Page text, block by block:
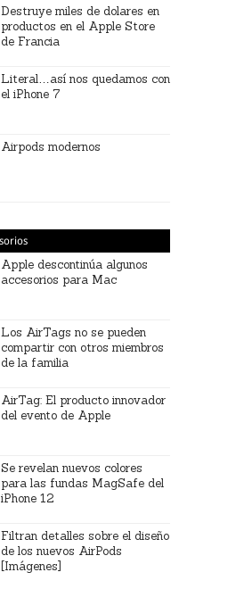
Destruye miles de dolares en
productos en el Apple Store
de Francia
Literal…así nos quedamos con
el iPhone 7
Airpods modernos
Apple descontinúa algunos
accesorios para Mac
Los AirTags no se pueden
compartir con otros miembros
de la familia
AirTag: El producto innovador
del evento de Apple
Se revelan nuevos colores
para las fundas MagSafe del
iPhone 12
Filtran detalles sobre el diseño
de los nuevos AirPods
[Imágenes]